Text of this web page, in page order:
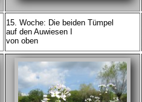
15. Woche: Die beiden Tümpel
auf den Auwiesen I
von oben